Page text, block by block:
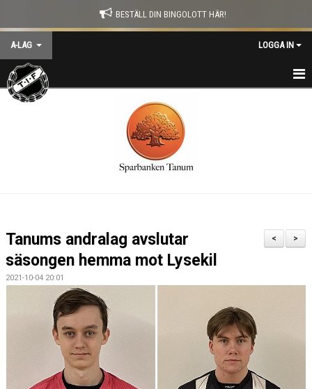
BESTÄLL DIN BINGOLOTT HÄR!
A-LAG LOGGA IN
HEM
TRÄNARE
>
<
Tanums andralag avslutar
säsongen hemma mot Lysekil
2021-10-04 20:01